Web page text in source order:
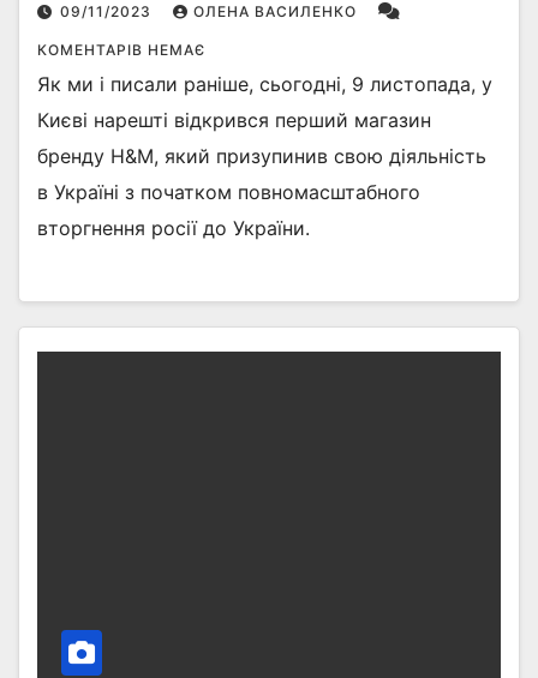
09/11/2023 ОЛЕНА ВАСИЛЕНКО
КОМЕНТАРІВ НЕМАЄ
Як ми і писали раніше, сьогодні, 9 листопада, у
Києві нарешті відкрився перший магазин
бренду H&M, який призупинив свою діяльність
в Україні з початком повномасштабного
вторгнення росії до України.